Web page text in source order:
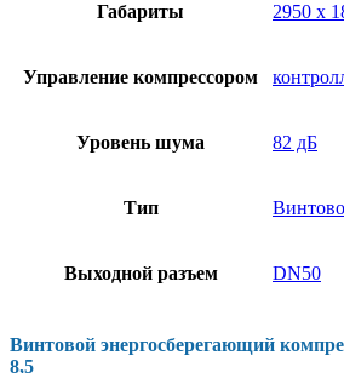
Габариты 2950 х
Управление компрессором
Уровень шума 82 дБ
Тип
Выходной разъем DN50
Винтовой энергосберегающий
8,5